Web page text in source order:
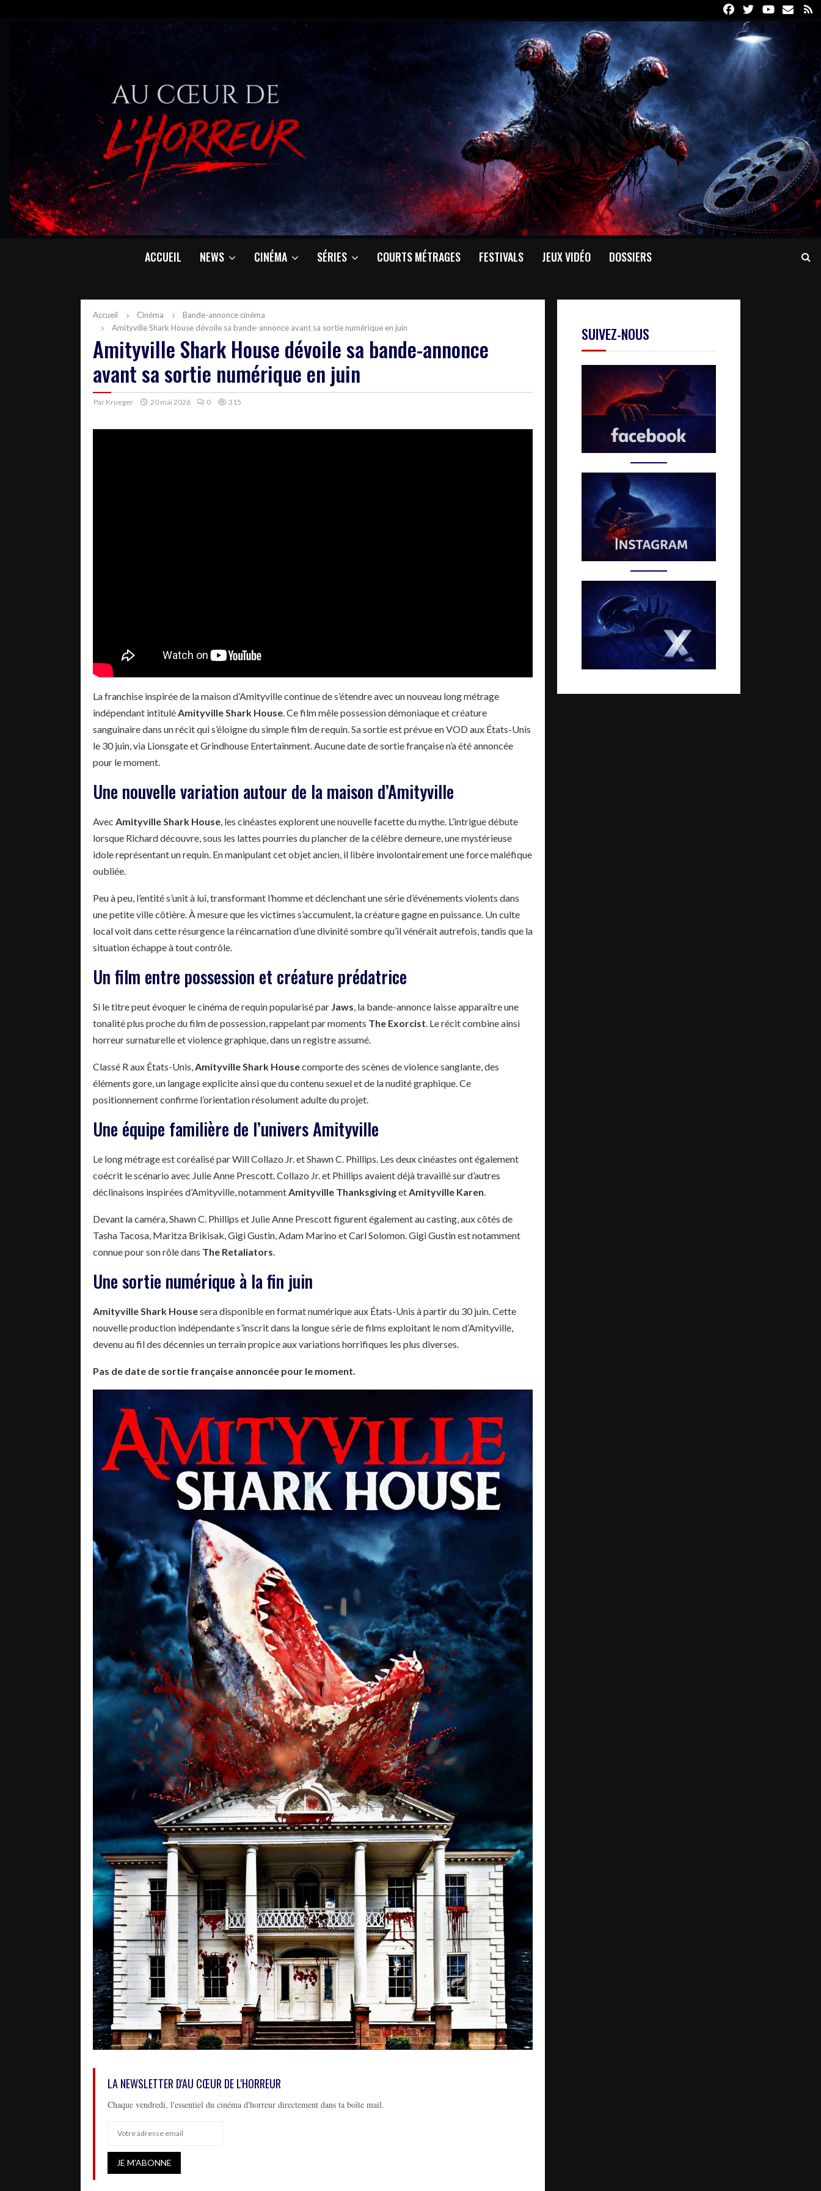
FacebookTwitterYoutube
Email
ACCUEIL NEWS CINÉMA SÉRIES COURTS MÉTRAGES FESTIVALS JEUX VIDÉO DOSSIERS
Accueil Cinéma
Bande-annonce cinéma
Amityville Shark House dévoile sa bande-annonce avant sa sortie numérique en juin
Amityville Shark House dévoile sa bande-annonce
avant sa sortie numérique en juin
Par Krueger 20 mai 2026 0 315
La franchise inspirée de la maison d’Amityville continue de s’étendre avec un nouveau long métrage
indépendant intitulé Amityville Shark House . Ce film mêle possession démoniaque et créature
sanguinaire dans un récit qui s’éloigne du simple film de requin. Sa sortie est prévue en VOD aux États-Unis
le 30 juin, via Lionsgate et Grindhouse Entertainment. Aucune date de sortie française n’a été annoncée
pour le moment.
Une nouvelle variation autour de la maison d’Amityville
Avec Amityville Shark House , les cinéastes explorent une nouvelle facette du mythe. L’intrigue débute
lorsque Richard découvre, sous les lattes pourries du plancher de la célèbre demeure, une mystérieuse
idole représentant un requin. En manipulant cet objet ancien, il libère involontairement une force maléfique
oubliée.
Peu à peu, l’entité s’unit à lui, transformant l’homme et déclenchant une série d’événements violents dans
une petite ville côtière. À mesure que les victimes s’accumulent, la créature gagne en puissance. Un culte
local voit dans cette résurgence la réincarnation d’une divinité sombre qu’il vénérait autrefois, tandis que la
situation échappe à tout contrôle.
Un film entre possession et créature prédatrice
Si le titre peut évoquer le cinéma de requin popularisé par Jaws , la bande-annonce laisse apparaître une
tonalité plus proche du film de possession, rappelant par moments The Exorcist . Le récit combine ainsi
horreur surnaturelle et violence graphique, dans un registre assumé.
Classé R aux États-Unis, Amityville Shark Housecomporte des scènes de violence sanglante, des
éléments gore, un langage explicite ainsi que du contenu sexuel et de la nudité graphique. Ce
positionnement confirme l’orientation résolument adulte du projet.
Une équipe familière de l’univers Amityville
Le long métrage est coréalisé par Will Collazo Jr. et Shawn C. Phillips. Les deux cinéastes ont également
coécrit le scénario avec Julie Anne Prescott. Collazo Jr. et Phillips avaient déjà travaillé sur d’autres
déclinaisons inspirées d’Amityville, notamment Amityville Thanksgivinget Amityville Karen
Devant la caméra, Shawn C. Phillips et Julie Anne Prescott figurent également au casting, aux côtés de
Tasha Tacosa, Maritza Brikisak, Gigi Gustin, Adam Marino et Carl Solomon. Gigi Gustin est notamment
connue pour son rôle dans The Retaliators
Une sortie numérique à la fin juin
Amityville Shark Housesera disponible en format numérique aux États-Unis à partir du 30 juin. Cette
nouvelle production indépendante s’inscrit dans la longue série de films exploitant le nom d’Amityville,
devenu au fil des décennies un terrain propice aux variations horrifiques les plus diverses.
Pas de date de sortie française annoncée pour le moment.
LA NEWSLETTER D'AU CŒUR DE L'HORREUR
Chaque vendredi, l'essentiel du cinéma d'horreur directement dans ta boîte mail.
SUIVEZ-NOUS